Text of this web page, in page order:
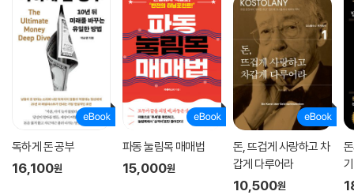
독하게 돈 공부
16,100원
파동 눌림목 매매법
15,000원
돈, 뜨겁게 사랑하고 차
갑게 다루어라
10,500원